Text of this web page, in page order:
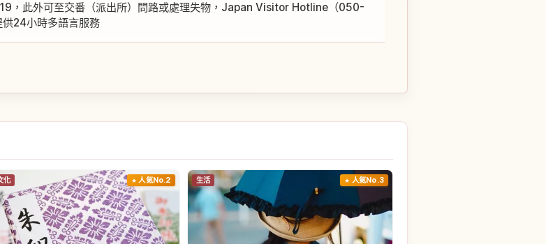
，此外可至交番（派出所）問路或處理失物，Japan Visitor Hotline（050-
24小時多語言服務
化 人氣No.2 生活 人氣No.3